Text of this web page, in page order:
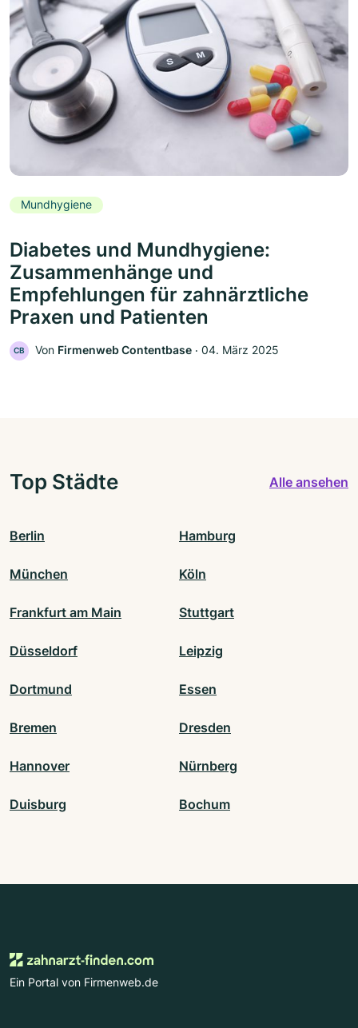
Mundhygiene
Diabetes und Mundhygiene:
Zusammenhänge und
Empfehlungen für zahnärztliche
Praxen und Patienten
CB Von Firmenweb Contentbase ‧ 04. März 2025
Top Städte Alle ansehen
Berlin Hamburg
München Köln
Frankfurt am Main Stuttgart
Düsseldorf Leipzig
Dortmund Essen
Bremen Dresden
Hannover Nürnberg
Duisburg Bochum
Ein Portal von Firmenweb.de